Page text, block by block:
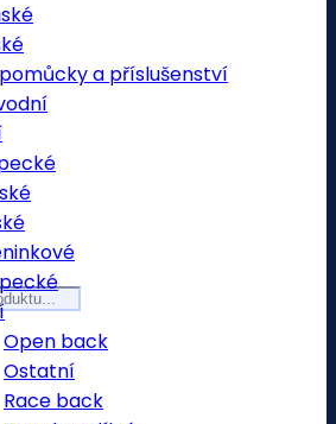
a příslušenství
Open back
Ostatní
Race back